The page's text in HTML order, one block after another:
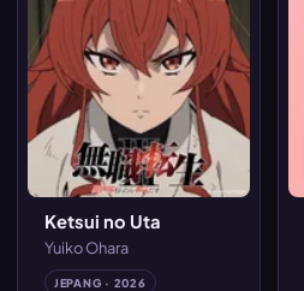
Ketsui no Uta
Yuiko Ohara
JEPANG · 2026